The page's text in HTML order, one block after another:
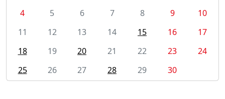
4
5 6 7 8 9
10
11
12 13 14 15 16
17
18
19 20 21 22 23
24
25
26 27 28 29 30